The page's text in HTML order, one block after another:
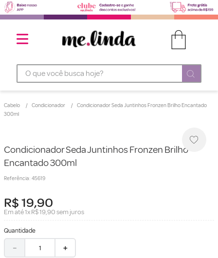
O que você busca hoje?
Cabelo Condicionador
Condicionador Seda Juntinhos Fronzen Brilho Encantado
300ml
Condicionador Seda Juntinhos Fronzen Brilho
Encantado 300ml
Referência: 45619
R$19,90
Em até1xR$19,90sem juros
Quantidade
＋
－